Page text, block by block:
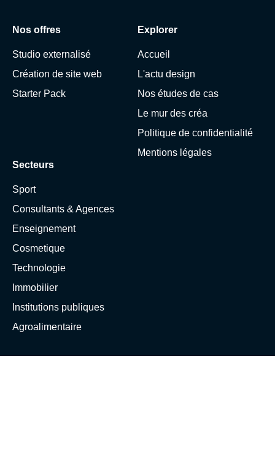
Nos offres
Studio externalisé
Création de site web
Starter Pack
Explorer
Accueil
L'actu design
Nos études de cas
Le mur des créa
Politique de confidentialité
Mentions légales
Secteurs
Sport
Consultants & Agences
Enseignement
Cosmetique
Technologie
Immobilier
Institutions publiques
Agroalimentaire